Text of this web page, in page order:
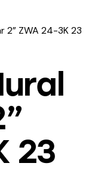
2” ZWA 24-3K 23
23